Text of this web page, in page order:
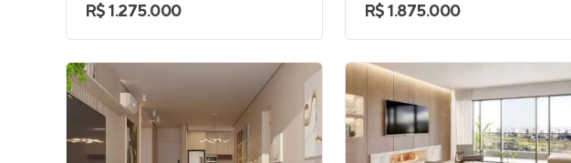
R$ 1.275.000 R$ 1.875.000